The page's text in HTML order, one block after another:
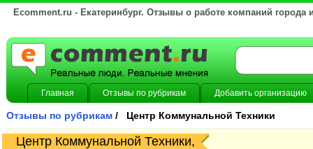
Ecomment.ru - Екатеринбург. Отзывы о работе компаний города
Главная Отзывы по рубрикам Добавить организацию
Отзывы по рубрикам / Центр Коммунальной Техники
Центр Коммунальной Техники,